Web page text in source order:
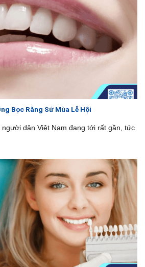
Bọc Răng Sứ Mùa Lễ Hội
người dân Việt Nam đang tới rất gần, tức